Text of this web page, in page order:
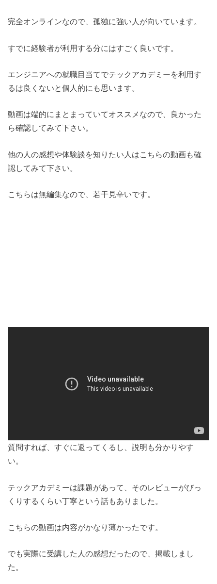
完全オンラインなので、孤独に強い人が向いています。
すでに経験者が利用する分にはすごく良いです。
エンジニアへの就職目当てでテックアカデミーを利用す
るは良くないと個人的にも思います。
動画は端的にまとまっていてオススメなので、良かった
ら確認してみて下さい。
他の人の感想や体験談を知りたい人はこちらの動画も確
認してみて下さい。
こちらは無編集なので、若干見辛いです。
質問すれば、すぐに返ってくるし、説明も分かりやす
い。
テックアカデミーは課題があって、そのレビューがびっ
くりするくらい丁寧という話もありました。
こちらの動画は内容がかなり薄かったです。
でも実際に受講した人の感想だったので、掲載しまし
た。